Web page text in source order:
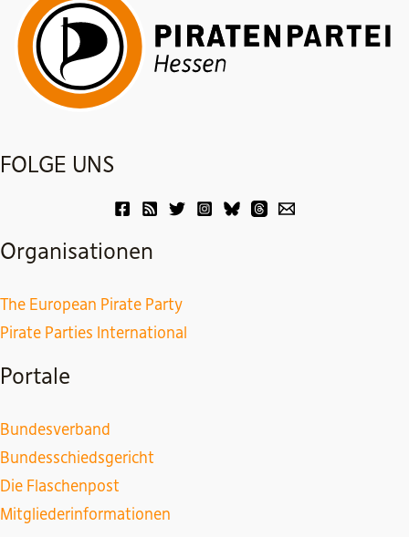
FOLGE UNS
Organisationen
The European Pirate Party
Pirate Parties International
Portale
Bundesverband
Bundesschiedsgericht
Die Flaschenpost
Mitgliederinformationen